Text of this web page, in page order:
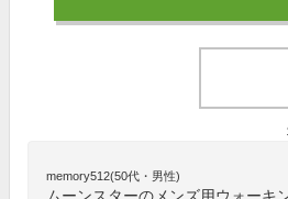
memory512(50代・男性)